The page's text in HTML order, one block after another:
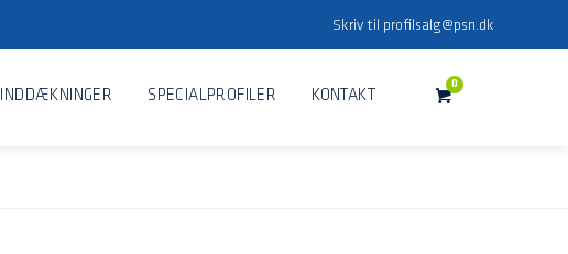
Skriv til profilsalg@psn.dk
INDDÆKNINGER SPECIALPROFILER KONTAKT
0